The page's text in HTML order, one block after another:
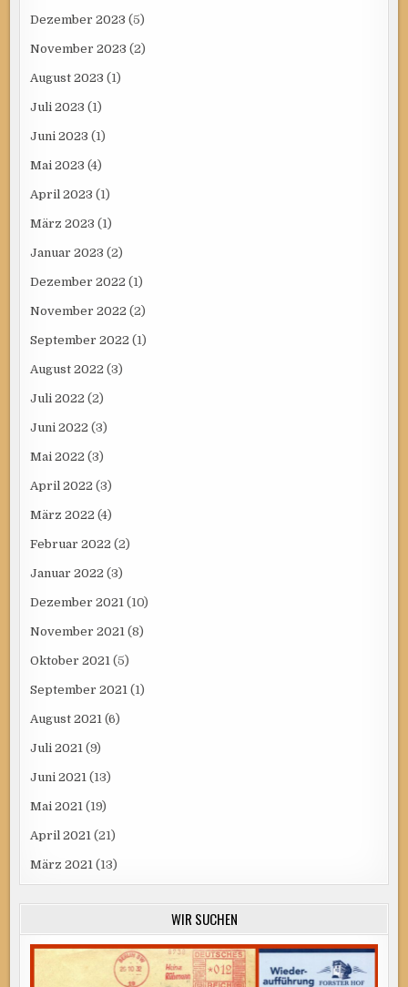
Dezember 2023 (5)
November 2023 (2)
August 2023 (1)
Juli 2023 (1)
Juni 2023 (1)
Mai 2023 (4)
April 2023 (1)
März 2023 (1)
Januar 2023 (2)
Dezember 2022 (1)
November 2022 (2)
September 2022 (1)
August 2022 (3)
Juli 2022 (2)
Juni 2022 (3)
Mai 2022 (3)
April 2022 (3)
März 2022 (4)
Februar 2022 (2)
Januar 2022 (3)
Dezember 2021 (10)
November 2021 (8)
Oktober 2021 (5)
September 2021 (1)
August 2021 (6)
Juli 2021 (9)
Juni 2021 (13)
Mai 2021 (19)
April 2021 (21)
März 2021 (13)
WIR SUCHEN